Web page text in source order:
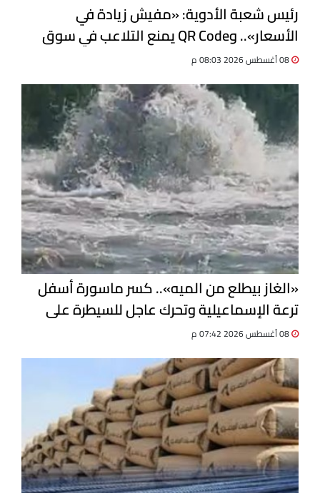
رئيس شعبة الأدوية: «مفيش زيادة في
الأسعار».. وQR Code يمنع التلاعب في سوق
الدواء
«الغاز بيطلع من الميه».. كسر ماسورة أسفل
ترعة الإسماعيلية وتحرك عاجل للسيطرة على
التسرب